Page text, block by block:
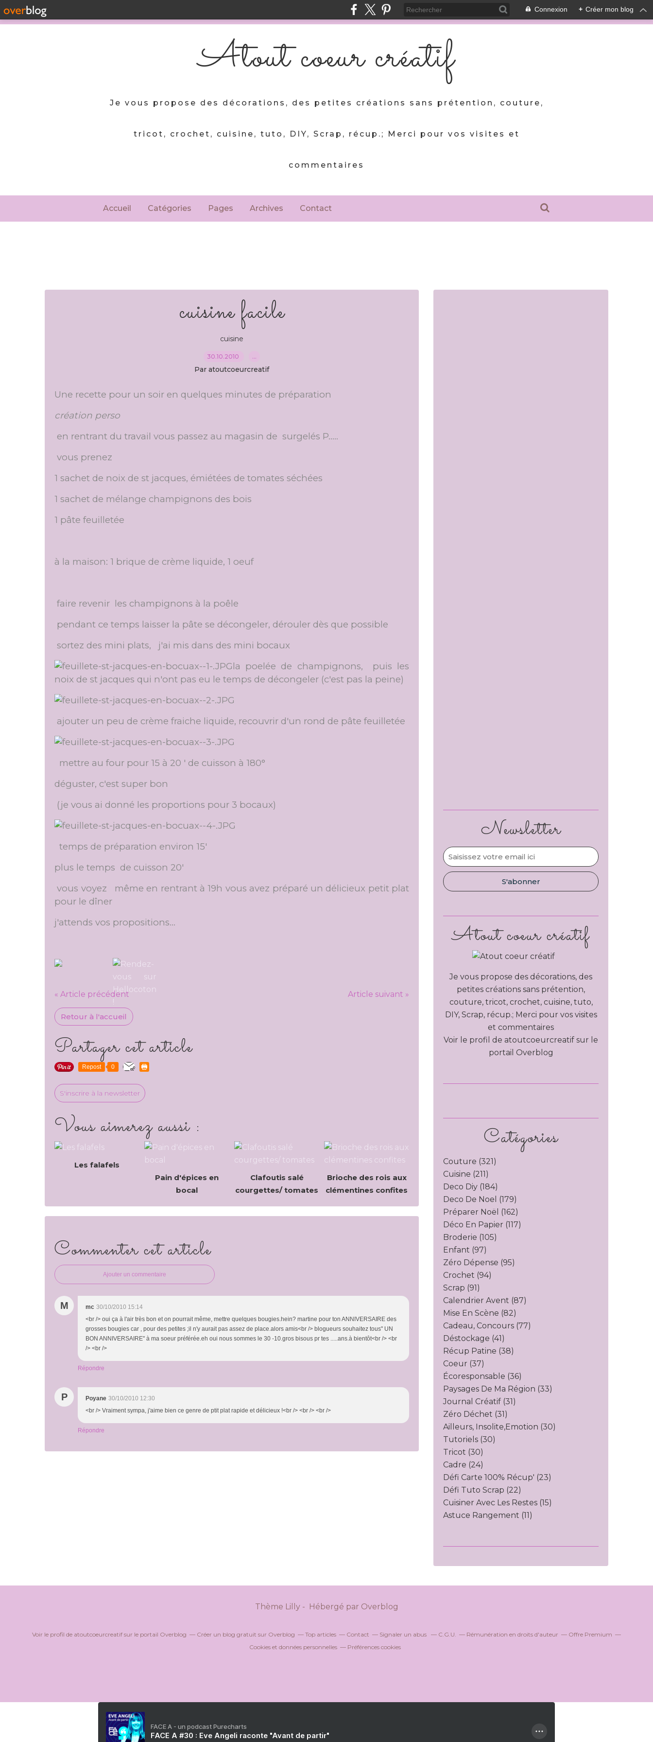
Connexion + Créer mon blog
Atout coeur créatif
Je vous propose des décorations, des petites créations sans prétention, couture,
tricot, crochet, cuisine, tuto, DIY, Scrap, récup.; Merci pour vos visites et
commentaires
Accueil Catégories Pages Archives Contact
cuisine facile
cuisine
30.10.2010 …
Par atoutcoeurcreatif
Une recette pour un soir en quelques minutes de préparation
création perso
en rentrant du travail vous passez au magasin de surgelés P.....
vous prenez
1 sachet de noix de st jacques, émiétées de tomates séchées
1 sachet de mélange champignons des bois
1 pâte feuilletée
à la maison: 1 brique de crème liquide, 1 oeuf
faire revenir les champignons à la poêle
pendant ce temps laisser la pâte se décongeler, dérouler dès que possible
sortez des mini plats, j'ai mis dans des mini bocaux
la poelée de champignons, puis les
noix de st jacques qui n'ont pas eu le temps de décongeler (c'est pas la peine)
ajouter un peu de crème fraiche liquide, recouvrir d'un rond de pâte feuilletée
mettre au four pour 15 à 20 ' de cuisson à 180°
déguster, c'est super bon
(je vous ai donné les proportions pour 3 bocaux)
temps de préparation environ 15'
plus le temps de cuisson 20'
vous voyez même en rentrant à 19h vous avez préparé un délicieux petit plat
pour le dîner
j'attends vos propositions...
« Article précédent Article suivant »
Retour à l'accueil
Partager cet article
Repost 0
S'inscrire à la newsletter
Vous aimerez aussi :
Les falafels
Pain d'épices en
bocal
Clafoutis salé
courgettes/ tomates
Brioche des rois aux
clémentines confites
Commenter cet article
Ajouter un commentaire
M mc 30/10/2010 15:14
<br /> oui ça à l'air très bon et on pourrait même, mettre quelques bougies.hein? martine pour ton ANNIVERSAIRE des
grosses bougies car , pour des petites ;il n'y aurait pas assez de place.alors amis<br /> blogueurs souhaitez tous" UN
BON ANNIVERSAIRE" à ma soeur préférée.eh oui nous sommes le 30 -10.gros bisous pr tes .....ans.à bientôt<br /> <br
/> <br />
Répondre
P Poyane 30/10/2010 12:30
<br /> Vraiment sympa, j'aime bien ce genre de ptit plat rapide et délicieux !<br /> <br /> <br />
Répondre
Newsletter
Catégories
Couture (321)
Cuisine (211)
Deco Diy (184)
Deco De Noel (179)
Préparer Noël (162)
Déco En Papier (117)
Broderie (105)
Enfant (97)
Zéro Dépense (95)
Crochet (94)
Scrap (91)
Calendrier Avent (87)
Mise En Scène (82)
Cadeau, Concours (77)
Déstockage (41)
Récup Patine (38)
Coeur (37)
Écoresponsable (36)
Paysages De Ma Région (33)
Journal Créatif (31)
Zéro Déchet (31)
Ailleurs, Insolite,emotion (30)
Tutoriels (30)
Tricot (30)
Cadre (24)
Défi Carte 100% Récup' (23)
Défi Tuto Scrap (22)
Cuisiner Avec Les Restes (15)
Astuce Rangement (11)
Atout coeur créatif
Je vous propose des décorations, des
petites créations sans prétention,
couture, tricot, crochet, cuisine, tuto,
DIY, Scrap, récup.; Merci pour vos visites
et commentaires
Voir le profil de atoutcoeurcreatif sur le
portail Overblog
Thème Lilly - Hébergé par Overblog
Voir le profil de atoutcoeurcreatif sur le portail Overblog Créer un blog gratuit sur Overblog Top articles Contact Signaler un abus C.G.U. Rémunération en droits d'auteur
Offre Premium
Cookies et données personnelles
Préférences cookies
FACE A - un podcast Purecharts
FACE A #30 : Eve Angeli raconte "Avant de partir"